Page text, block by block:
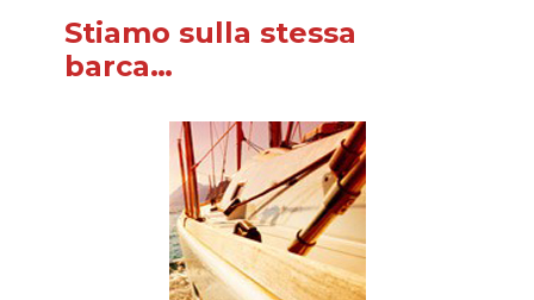
Stiamo sulla stessa
barca…